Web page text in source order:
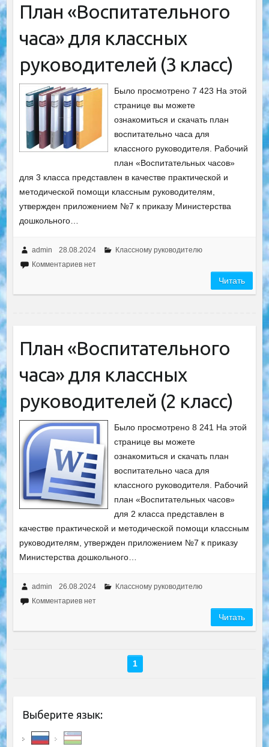
План «Воспитательного
часа» для классных
руководителей (3 класс)
Было просмотрено 7 423 На этой
странице вы можете
ознакомиться и скачать план
воспитательно часа для
классного руководителя. Рабочий
план «Воспитательных часов»
для 3 класса представлен в качестве практической и
методической помощи классным руководителям,
утвержден приложением №7 к приказу Министерства
дошкольного…
admin 28.08.2024
Классному руководителю
Комментариев нет
Читать
План «Воспитательного
часа» для классных
руководителей (2 класс)
Было просмотрено 8 241 На этой
странице вы можете
ознакомиться и скачать план
воспитательно часа для
классного руководителя. Рабочий
план «Воспитательных часов»
для 2 класса представлен в
качестве практической и методической помощи классным
руководителям, утвержден приложением №7 к приказу
Министерства дошкольного…
admin 26.08.2024
Классному руководителю
Комментариев нет
Читать
1
Выберите язык: